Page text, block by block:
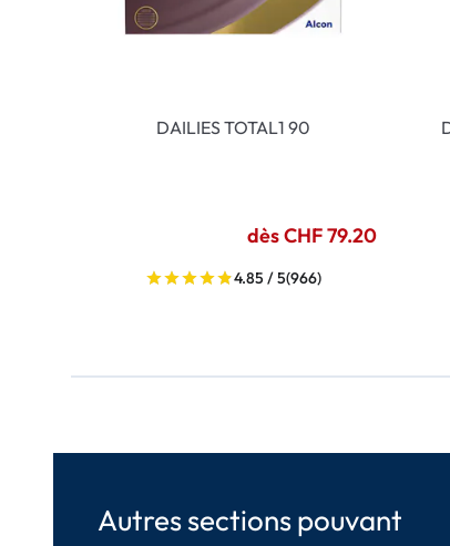
DAILIES TOTAL1 90
dès CHF 79.20
4.85 / 5(966)
Autres sections pouvant